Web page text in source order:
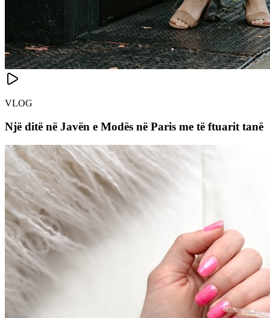
VLOG
Një ditë në Javën e Modës në Paris me të ftuarit tanë